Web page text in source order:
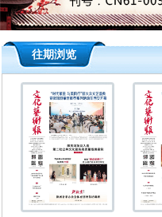
往期浏览